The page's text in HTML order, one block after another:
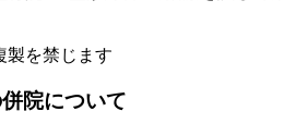
製を禁じます
院について